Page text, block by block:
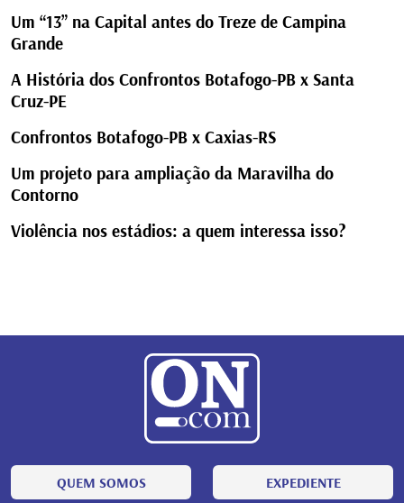
Um “13” na Capital antes do Treze de Campina
Grande
A História dos Confrontos Botafogo-PB x Santa
Cruz-PE
Confrontos Botafogo-PB x Caxias-RS
Um projeto para ampliação da Maravilha do
Contorno
Violência nos estádios: a quem interessa isso?
QUEM SOMOS EXPEDIENTE